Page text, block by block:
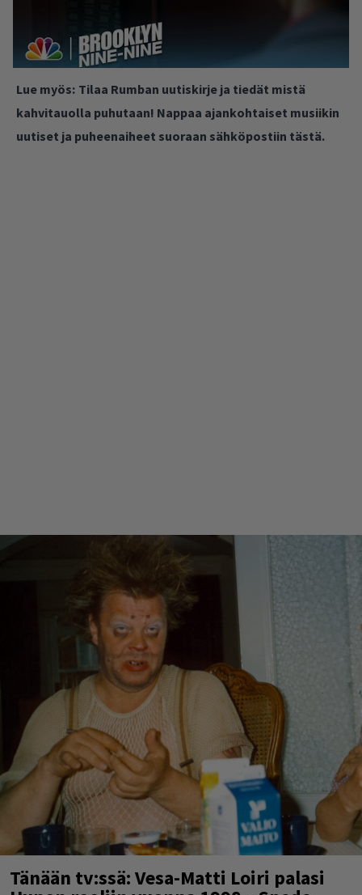
Lue myös: Tilaa Rumban uutiskirje ja tiedät mistä
kahvitauolla puhutaan! Nappaa ajankohtaiset musiikin
uutiset ja puheenaiheet suoraan sähköpostiin tästä.
Tänään tv:ssä: Vesa-Matti Loiri palasi